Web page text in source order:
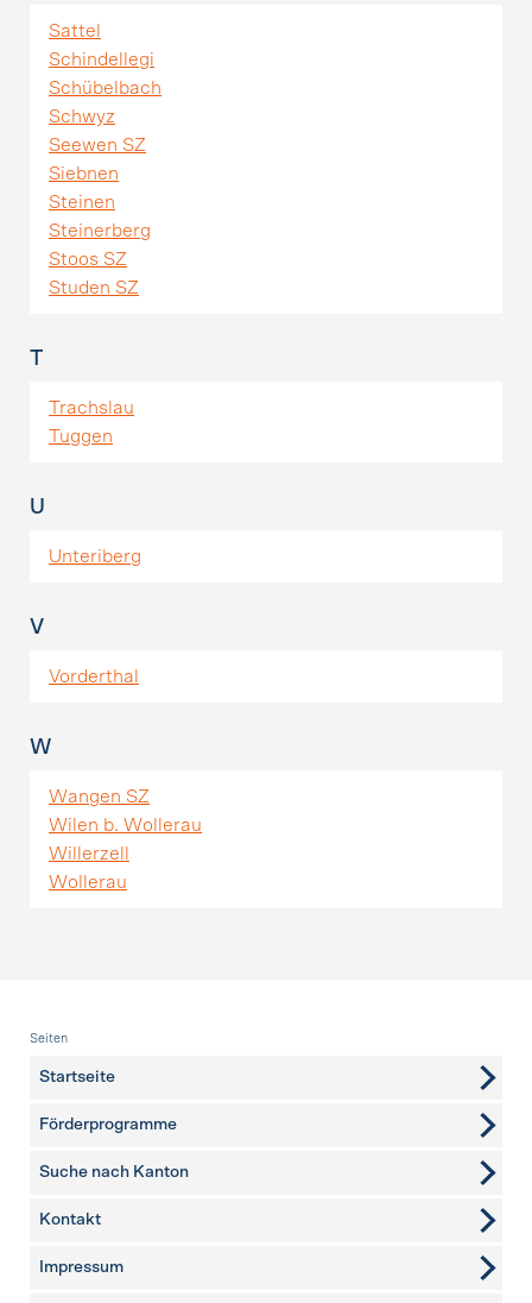
Sattel
Schindellegi
Schübelbach
Schwyz
Seewen SZ
Siebnen
Steinen
Steinerberg
Stoos SZ
Studen SZ
T
Trachslau
Tuggen
U
Unteriberg
V
Vorderthal
W
Wangen SZ
Wilen b. Wollerau
Willerzell
Wollerau
Fusszeile
Seiten
Startseite
Förderprogramme
Suche nach Kanton
weitere Seiten
Kontakt
Impressum